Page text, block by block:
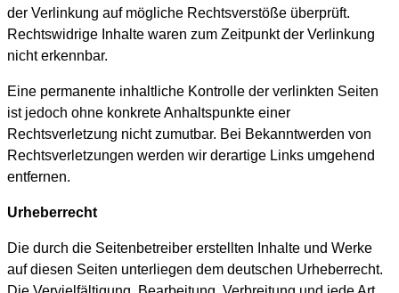
der Verlinkung auf mögliche Rechtsverstöße überprüft.
Rechtswidrige Inhalte waren zum Zeitpunkt der Verlinkung
nicht erkennbar.
Eine permanente inhaltliche Kontrolle der verlinkten Seiten
ist jedoch ohne konkrete Anhaltspunkte einer
Rechtsverletzung nicht zumutbar. Bei Bekanntwerden von
Rechtsverletzungen werden wir derartige Links umgehend
entfernen.
Urheberrecht
Die durch die Seitenbetreiber erstellten Inhalte und Werke
auf diesen Seiten unterliegen dem deutschen Urheberrecht.